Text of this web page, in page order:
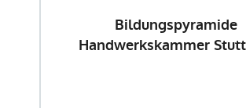
Bildungspyramide
Handwerkskammer